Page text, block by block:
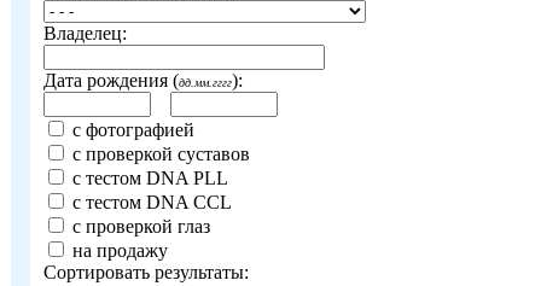
Владелец:
Дата рождения (дд.мм.гггг):
с фотографией
с проверкой суставов
с тестом DNA PLL
с тестом DNA CCL
с проверкой глаз
на продажу
Сортировать результаты: